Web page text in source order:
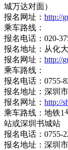
城万达对面）
报名网址： http://
乘车路线：
报名电话：020-
报名地址：从化
报名网址： http://
乘车路线：
报名电话：0755-
报名地址：深圳
报名网址： http://
乘车路线：地铁1
站或深圳书城站
报名电话：0755-
报名地址：深圳